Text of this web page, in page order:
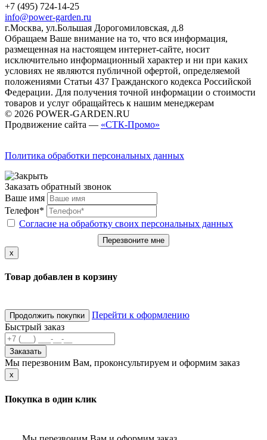
+7 (495) 724-14-25
info@power-garden.ru
г.Москва, ул.Большая Дорогомиловская, д.8
Обращаем Ваше внимание на то, что вся информация,
размещенная на настоящем интернет-сайте, носит
исключительно информационный характер и ни при каких
условиях не являются публичной офертой, определяемой
положениями Статьи 437 Гражданского кодекса Российской
Федерации. Для получения точной информации о стоимости
товаров и услуг обращайтесь к нашим менеджерам
© 2026 POWER-GARDEN.RU
Продвижение сайта — «СТК-Промо»
Политика обработки персональных данных
Заказать обратный звонок
Ваше имя
Телефон*
Согласие на обработку своих персональных данных
Перезвоните мне
x
Товар добавлен в корзину
Продолжить покупки
Перейти к оформлению
Быстрый заказ
Заказать
Мы перезвоним Вам, проконсультируем и оформим заказ
x
Покупка в один клик